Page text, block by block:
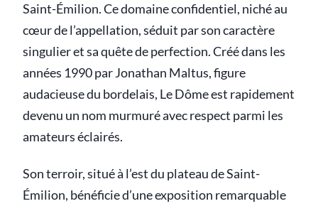
Saint-Émilion. Ce domaine confidentiel, niché au
cœur de l’appellation, séduit par son caractère
singulier et sa quête de perfection. Créé dans les
années 1990 par Jonathan Maltus, figure
audacieuse du bordelais, Le Dôme est rapidement
devenu un nom murmuré avec respect parmi les
amateurs éclairés.
Son terroir, situé à l’est du plateau de Saint-
Émilion, bénéficie d’une exposition remarquable